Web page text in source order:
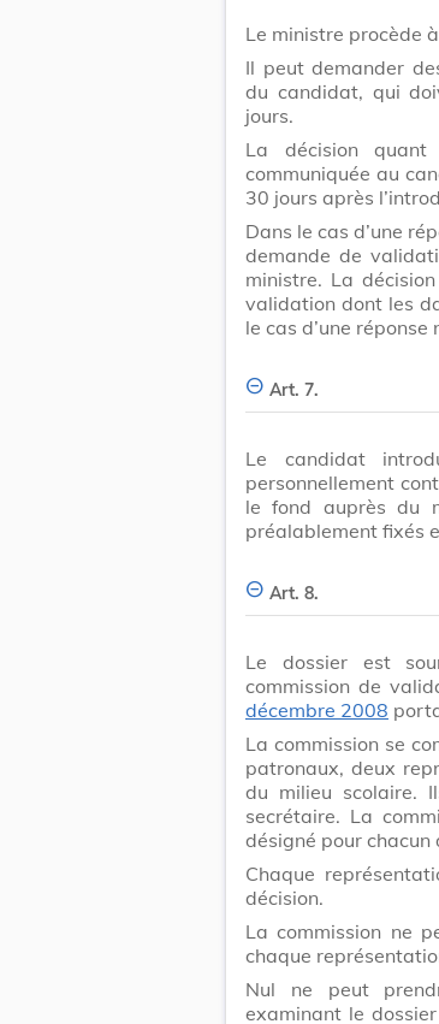
Le ministre procède
Il peut demander
du candidat, qui
jours.
La décision
communiquée au
30 jours après
Dans le cas d’une
demande de
ministre. La
validation dont les
le cas d’une
Art. 7.
Le candidat
personnellement
le fond auprès du
préalablement fixés
Art. 8.
Le dossier est
commission de
décembre 2008
La commission se
patronaux, deux
du milieu scolaire.
secrétaire. La
désigné pour chacun
Chaque
décision.
La commission ne
chaque
Nul ne peut
examinant le